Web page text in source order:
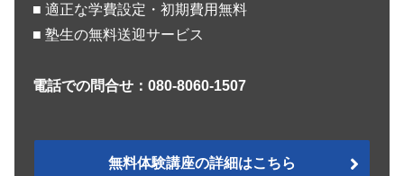
■ 適正な学費設定・初期費用無料
■ 塾生の無料送迎サービス
電話での問合せ：080-8060-1507
無料体験講座の詳細はこちら